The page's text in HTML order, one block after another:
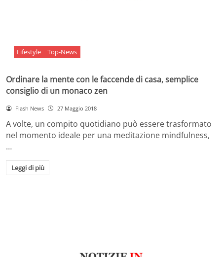
Lifestyle Top-News
Ordinare la mente con le faccende di casa, semplice
consiglio di un monaco zen
Flash News 27 Maggio 2018
A volte, un compito quotidiano può essere trasformato
nel momento ideale per una meditazione mindfulness,
…
Leggi di più